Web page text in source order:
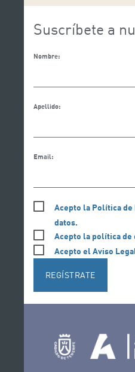
Suscríbete a
Nombre:
Apellido:
Email:
Acepto la Política
datos.
Acepto la política de
Acepto el Aviso
REGÍSTRATE